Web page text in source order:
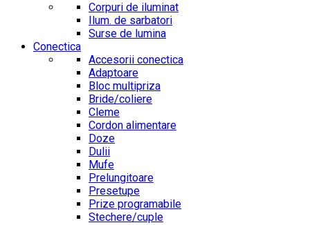
Corpuri de iluminat
Ilum. de sarbatori
Surse de lumina
Conectica
Accesorii conectica
Adaptoare
Bloc multipriza
Bride/coliere
Cleme
Cordon alimentare
Doze
Dulii
Mufe
Prelungitoare
Presetupe
Prize programabile
Stechere/cuple